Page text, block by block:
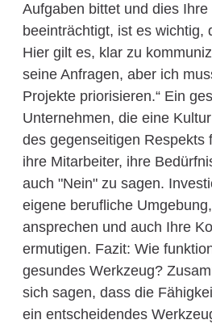
Aufgaben bittet und dies
beeinträchtigt, ist es wichtig,
Hier gilt es, klar zu
seine Anfragen, aber ich
Projekte priorisieren.“ Ein
Unternehmen, die eine
des gegenseitigen Respekts
ihre Mitarbeiter, ihre
auch "Nein" zu sagen.
eigene berufliche
ansprechen und auch Ihre
ermutigen. Fazit: Wie
gesundes Werkzeug?
sich sagen, dass die
ein entscheidendes